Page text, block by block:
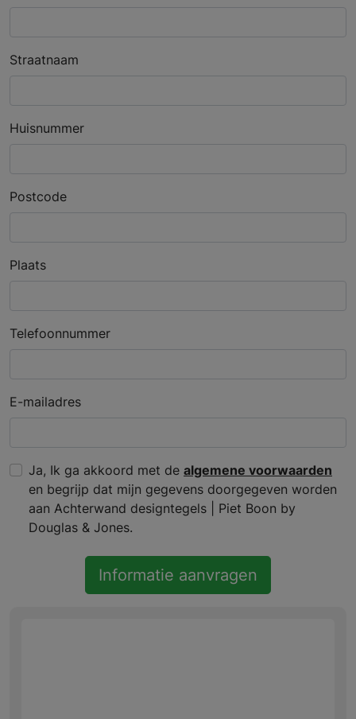
Straatnaam
Huisnummer
Postcode
Plaats
Telefoonnummer
E-mailadres
Ja, Ik ga akkoord met de algemene voorwaarden
en begrijp dat mijn gegevens doorgegeven worden
aan Achterwand designtegels | Piet Boon by
Douglas & Jones.
Informatie aanvragen